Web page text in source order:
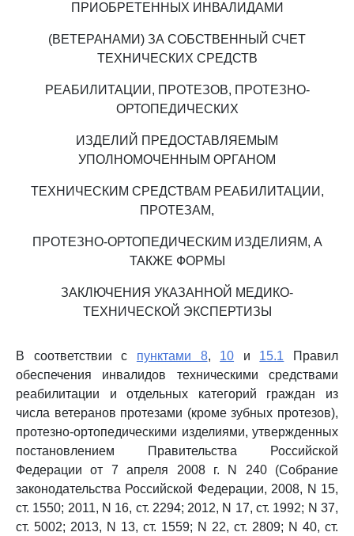
ПРИОБРЕТЕННЫХ ИНВАЛИДАМИ
(ВЕТЕРАНАМИ) ЗА СОБСТВЕННЫЙ СЧЕТ
ТЕХНИЧЕСКИХ СРЕДСТВ
РЕАБИЛИТАЦИИ, ПРОТЕЗОВ, ПРОТЕЗНО-
ОРТОПЕДИЧЕСКИХ
ИЗДЕЛИЙ ПРЕДОСТАВЛЯЕМЫМ
УПОЛНОМОЧЕННЫМ ОРГАНОМ
ТЕХНИЧЕСКИМ СРЕДСТВАМ РЕАБИЛИТАЦИИ,
ПРОТЕЗАМ,
ПРОТЕЗНО-ОРТОПЕДИЧЕСКИМ ИЗДЕЛИЯМ, А
ТАКЖЕ ФОРМЫ
ЗАКЛЮЧЕНИЯ УКАЗАННОЙ МЕДИКО-
ТЕХНИЧЕСКОЙ ЭКСПЕРТИЗЫ
В соответствии с пунктами 8, 10 и 15.1 Правил
обеспечения инвалидов техническими средствами
реабилитации и отдельных категорий граждан из
числа ветеранов протезами (кроме зубных протезов),
протезно-ортопедическими изделиями, утвержденных
постановлением Правительства Российской
Федерации от 7 апреля 2008 г. N 240 (Собрание
законодательства Российской Федерации, 2008, N 15,
ст. 1550; 2011, N 16, ст. 2294; 2012, N 17, ст. 1992; N 37,
ст. 5002; 2013, N 13, ст. 1559; N 22, ст. 2809; N 40, ст.